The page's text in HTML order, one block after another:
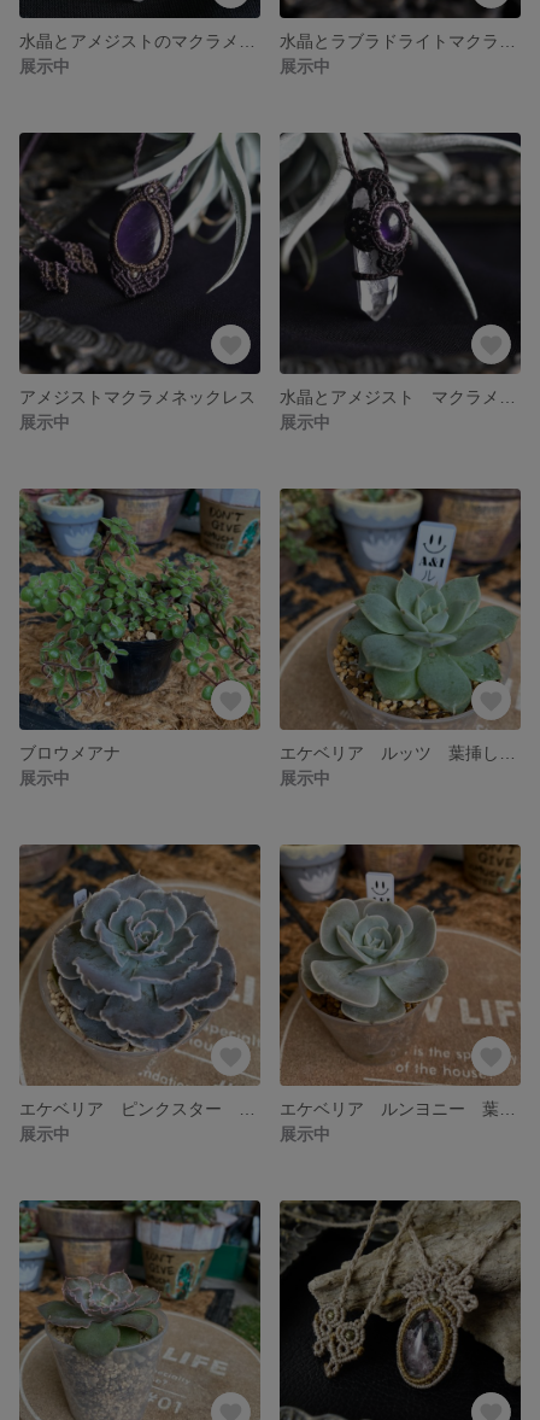
展示中
展示中
アメジストマクラメネックレス
展示中
展示中
ブロウメアナ
展示中
展示中
展示中
展示中